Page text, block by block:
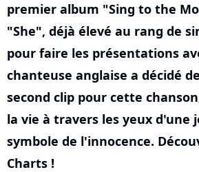
premier album "Sing to the
"She", déjà élevé au rang de
pour faire les présentations
chanteuse anglaise a décidé
second clip pour cette
la vie à travers les yeux d'une
symbole de l'innocence.
Charts !